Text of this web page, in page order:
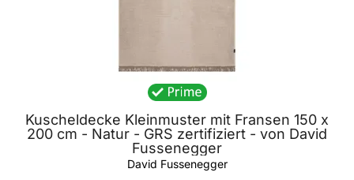
Kuscheldecke Kleinmuster mit Fransen 150 x
200 cm - Natur - GRS zertifiziert - von David
Fussenegger
David Fussenegger